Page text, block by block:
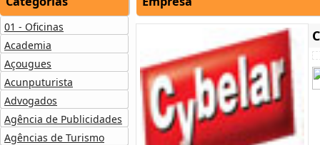
01 - Oficinas
Academia
Açougues
Acunputurista
Advogados
Agência de Publicidades
Agências de Turismo